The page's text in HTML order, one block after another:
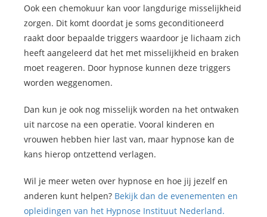
Ook een chemokuur kan voor langdurige misselijkheid
zorgen. Dit komt doordat je soms geconditioneerd
raakt door bepaalde triggers waardoor je lichaam zich
heeft aangeleerd dat het met misselijkheid en braken
moet reageren. Door hypnose kunnen deze triggers
worden weggenomen.
Dan kun je ook nog misselijk worden na het ontwaken
uit narcose na een operatie. Vooral kinderen en
vrouwen hebben hier last van, maar hypnose kan de
kans hierop ontzettend verlagen.
Wil je meer weten over hypnose en hoe jij jezelf en
anderen kunt helpen? Bekijk dan de evenementen en
opleidingen van het Hypnose Instituut Nederland.